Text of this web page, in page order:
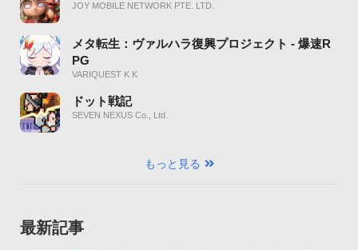
JOY MOBILE NETWORK PTE. LTD.
メタ転生：ヴァルハラ復興プロジェクト - 爆速R
PG
VARIQUEST K K
ドット戦記
SEVEN NEXUS Co., Ltd.
もっと見る
最新記事